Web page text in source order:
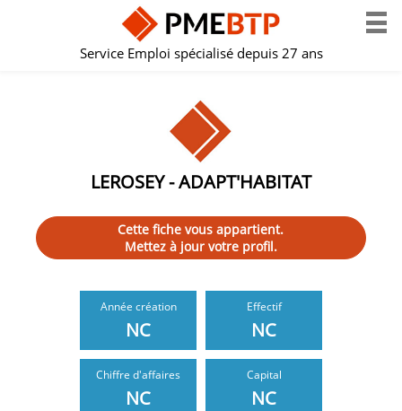
Service Emploi spécialisé depuis 27 ans
LEROSEY - ADAPT'HABITAT
Cette fiche vous appartient.
Mettez à jour votre profil.
Année création
NC
Effectif
NC
Chiffre d'affaires
NC
Capital
NC